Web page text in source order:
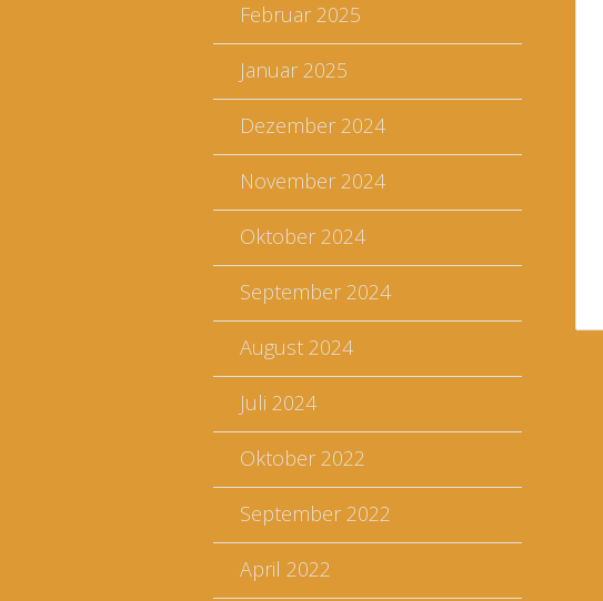
Februar 2025
Januar 2025
Dezember 2024
November 2024
Oktober 2024
September 2024
August 2024
Juli 2024
Oktober 2022
September 2022
April 2022